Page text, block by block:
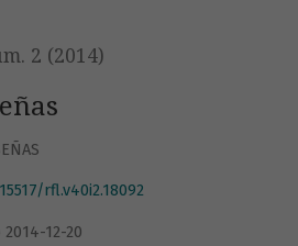
2 (2014)
rfl.v40i2.18092
12-20